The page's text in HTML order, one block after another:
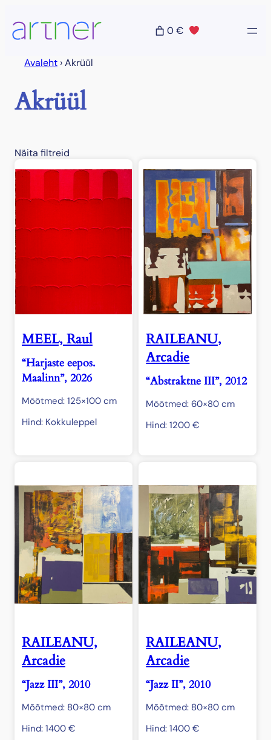
sisu
juurde
0 €
Avaleht ›Akrüül
Akrüül
Näita filtreid
MEEL, Raul
“Harjaste eepos.
Maalinn”, 2026
Mõõtmed: 125×100 cm
Hind: Kokkuleppel
RAILEANU,
Arcadie
“Abstraktne III”, 2012
Mõõtmed: 60×80 cm
Hind:1200€
RAILEANU,
Arcadie
“Jazz III”, 2010
Mõõtmed: 80×80 cm
Hind: 1400 €
RAILEANU,
Arcadie
“Jazz II”, 2010
Mõõtmed: 80×80 cm
Hind:1400€